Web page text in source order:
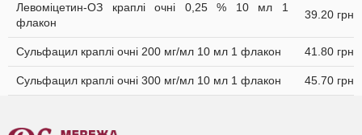
Левоміцетин-ОЗ краплі очні 0,25 % 10 мл 1
флакон
39.20 грн
Сульфацил краплі очні 200 мг/мл 10 мл 1 флакон 41.80 грн
Сульфацил краплі очні 300 мг/мл 10 мл 1 флакон 45.70 грн